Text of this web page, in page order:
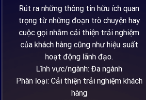
Rút ra những thông tin hữu ích quan
trọng từ những đoạn trò chuyện hay
cuộc gọi nhằm cải thiện trải nghiệm
của khách hàng cũng như hiệu suất
hoạt động lãnh đạo.
Lĩnh vực/ngành: Đa ngành
Phân loại: Cải thiện trải nghiệm khách
hàng